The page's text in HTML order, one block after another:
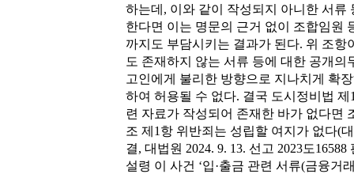
하는데, 이와 같이 작성되지 아니한 서
한다면 이는 명문의 근거 없이 조합임원
까지도 부담시키는 결과가 된다. 위 조항
도 존재하지 않는 서류 등에 대한 공개의
고인에게 불리한 방향으로 지나치게 확
하여 허용될 수 없다. 결국 도시정비법
련 자료가 작성되어 존재한 바가 없다면
조 제1항 위반죄는 성립할 여지가 없다(
결, 대법원 2024. 9. 13. 선고 2023도16588
설령 이 사건 ‘입·출금 관련 서류(금융거